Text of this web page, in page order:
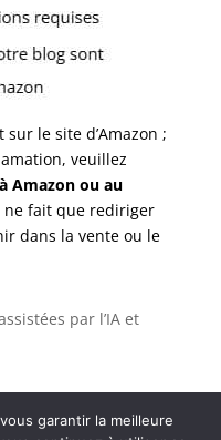
le site d’Amazon ;
veuillez
Amazon ou au
ne fait que rediriger
dans la vente ou le
par l’IA et
garantir la meilleure